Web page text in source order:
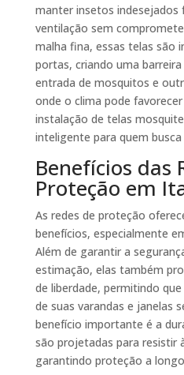
manter insetos indesejados
ventilação sem
malha fina, essas telas são
portas, criando uma
entrada de mosquitos e
onde o clima pode
instalação de telas
inteligente para quem
Benefícios das
Proteção em
As redes de proteção
benefícios, especialmente
Além de garantir a
estimação, elas também
de liberdade, permitindo
de suas varandas e janelas
benefício importante é a
são projetadas para resistir
garantindo proteção a